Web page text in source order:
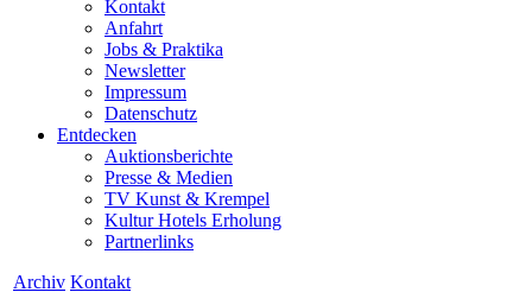
Kontakt
Anfahrt
Jobs & Praktika
Newsletter
Impressum
Datenschutz
Entdecken
Auktionsberichte
Presse & Medien
TV Kunst & Krempel
Kultur Hotels Erholung
Partnerlinks
Archiv Kontakt